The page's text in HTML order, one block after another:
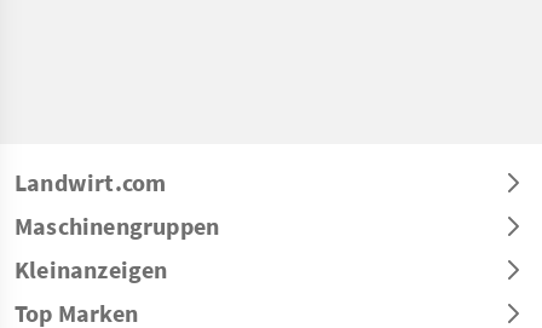
Landwirt.com
Maschinengruppen
Kleinanzeigen
Top Marken